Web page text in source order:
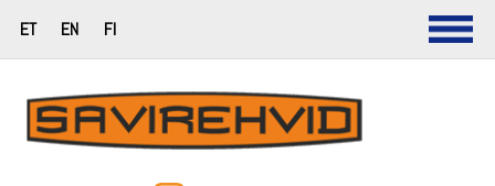
ET EN FI